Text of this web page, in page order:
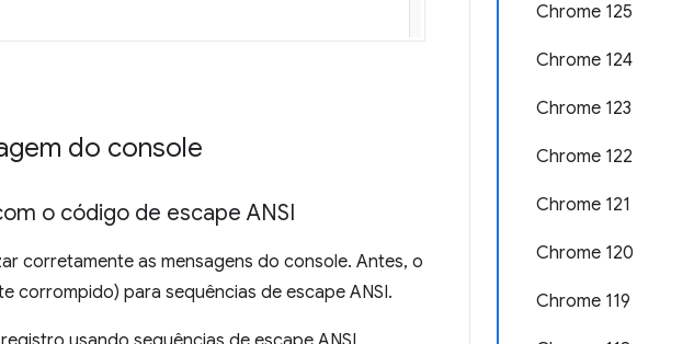
Chrome 125
Chrome 124
Chrome 123
Chrome 122
Chrome 121
Chrome 120
Chrome 119
do console
o código de escape ANSI
corretamente as mensagens do console. Antes, o
corrompido) para sequências de escape ANSI.